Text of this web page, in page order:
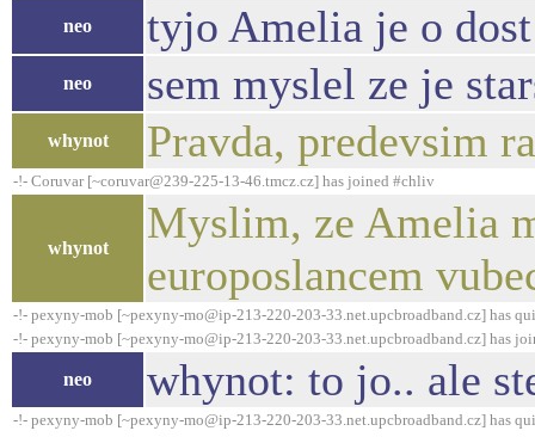
neo tyjo Amelia je o
neo sem myslel ze je
whynot Pravda, predevsim
-!- Coruvar [~coruvar@239-225-13-46.tmcz.cz] has joined #chliv
whynot
Myslim, ze Amelia
europoslancem
-!- pexyny-mob [~pexyny-mo@ip-213-220-203-33.net.upcbroadband.cz] has
-!- pexyny-mob [~pexyny-mo@ip-213-220-203-33.net.upcbroadband.cz] has
neo whynot: to jo.. ale
-!- pexyny-mob [~pexyny-mo@ip-213-220-203-33.net.upcbroadband.cz] has